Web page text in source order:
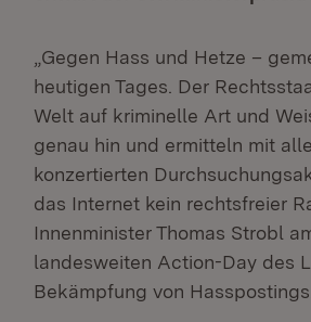
„Gegen Hass und Hetze –
heutigen Tages. Der
Welt auf kriminelle Art und
genau hin und ermitteln mit
konzertierten
das Internet kein rechtsfreier
Innenminister Thomas Strobl
landesweiten Action-Day des
Bekämpfung von Hasspostings.